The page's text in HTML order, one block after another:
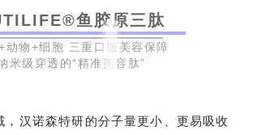
鱼胶原三肽
动物+细胞 三重口服美容保障
米级穿透的“精准美容肽”
汉诺森特研的分子量更小、更易吸收